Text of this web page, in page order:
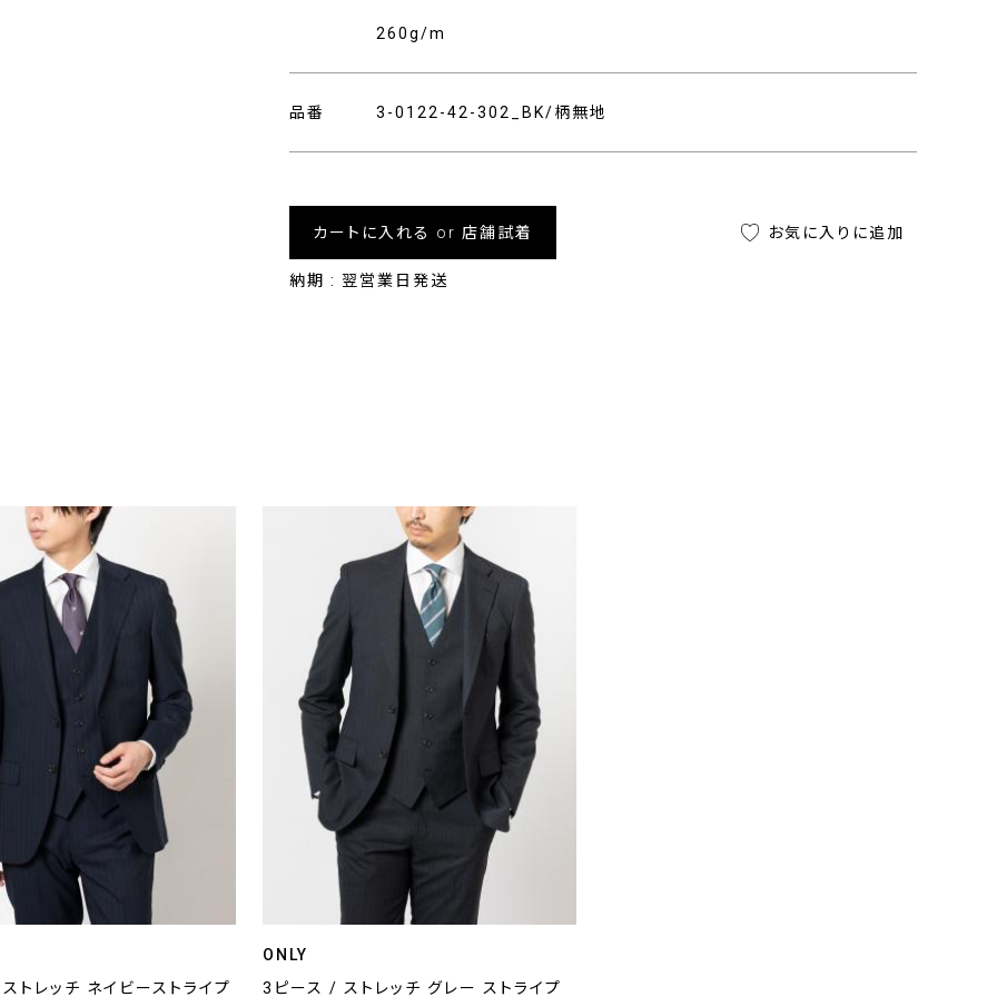
260g/m
品番 3-0122-42-302_BK/柄無地
カートに入れる or 店舗試着
納期 : 翌営業日発送
お気に入りに追加
トレッチ ネイビーストライプ
ONLY
3ピース / ストレッチ グレー ストライプ